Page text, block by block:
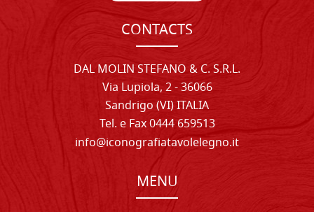
CONTACTS
DAL MOLIN STEFANO & C. S.R.L.
Via Lupiola, 2 - 36066
Sandrigo (VI) ITALIA
Tel. e Fax 0444 659513
info@iconografiatavolelegno.it
MENU